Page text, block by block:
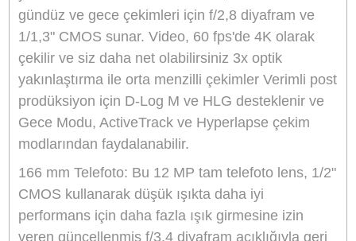
DJI Mavic 3 Pro (DJI RC)
Film yapımcıları, DJI Mavic 3 Pro Drone ile
yakaladıkları üzerinde daha fazla kontrole sahip
oluyor . Bu amiral gemisi drone, sisteme 70 mm
f/2.8 orta telefoto ile üçüncü bir lens ekleyerek,
konuyu ve çevresini ne kadar yakaladığınız
olasılıklarınızı geliştirir.
Geriye kalan, 5,1K çözünürlüğe sahip etkileyici